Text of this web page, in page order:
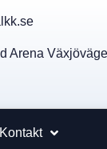
Arena
Kontakt